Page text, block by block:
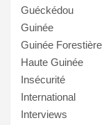
Guéckédou
Guinée
Guinée Forestière
Haute Guinée
Insécurité
International
Interviews